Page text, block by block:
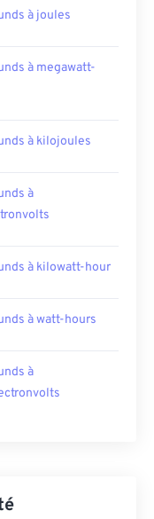
à joules
à megawatt-
à kilojoules
à
à kilowatt-hour
à watt-hours
à